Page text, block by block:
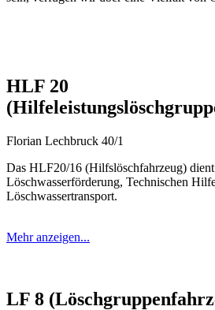
HLF 20
Florian Lechbruck 40/1
Das HLF20/16 (Hilfslöschfahrzeug)
Löschwasserförderung, Technischen
Löschwassertransport.
Mehr anzeigen...
LF 8